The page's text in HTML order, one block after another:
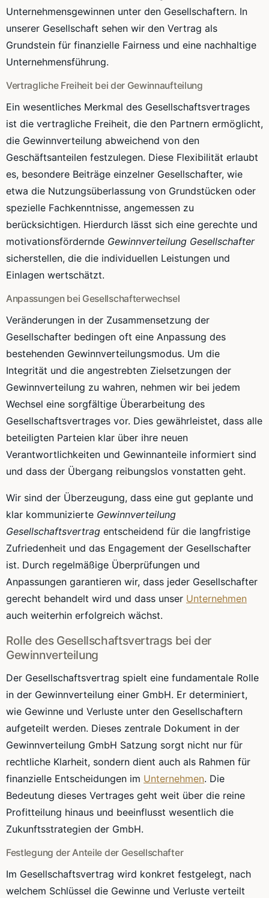
Unternehmensgewinnen unter den Gesellschaftern. In
unserer Gesellschaft sehen wir den Vertrag als
Grundstein für finanzielle Fairness und eine nachhaltige
Unternehmensführung.
Vertragliche Freiheit bei der Gewinnaufteilung
Ein wesentliches Merkmal des Gesellschaftsvertrages
ist die vertragliche Freiheit, die den Partnern ermöglicht,
die Gewinnverteilung abweichend von den
Geschäftsanteilen festzulegen. Diese Flexibilität erlaubt
es, besondere Beiträge einzelner Gesellschafter, wie
etwa die Nutzungsüberlassung von Grundstücken oder
spezielle Fachkenntnisse, angemessen zu
berücksichtigen. Hierdurch lässt sich eine gerechte und
motivationsfördernde Gewinnverteilung Gesellschafter
sicherstellen, die die individuellen Leistungen und
Einlagen wertschätzt.
Anpassungen bei Gesellschafterwechsel
Veränderungen in der Zusammensetzung der
Gesellschafter bedingen oft eine Anpassung des
bestehenden Gewinnverteilungsmodus. Um die
Integrität und die angestrebten Zielsetzungen der
Gewinnverteilung zu wahren, nehmen wir bei jedem
Wechsel eine sorgfältige Überarbeitung des
Gesellschaftsvertrages vor. Dies gewährleistet, dass alle
beteiligten Parteien klar über ihre neuen
Verantwortlichkeiten und Gewinnanteile informiert sind
und dass der Übergang reibungslos vonstatten geht.
Wir sind der Überzeugung, dass eine gut geplante und
klar kommunizierte Gewinnverteilung
Gesellschaftsvertrag entscheidend für die langfristige
Zufriedenheit und das Engagement der Gesellschafter
ist. Durch regelmäßige Überprüfungen und
Anpassungen garantieren wir, dass jeder Gesellschafter
gerecht behandelt wird und dass unser Unternehmen
auch weiterhin erfolgreich wächst.
Rolle des Gesellschaftsvertrags bei der
Gewinnverteilung
Der Gesellschaftsvertrag spielt eine fundamentale Rolle
in der Gewinnverteilung einer GmbH. Er determiniert,
wie Gewinne und Verluste unter den Gesellschaftern
aufgeteilt werden. Dieses zentrale Dokument in der
Gewinnverteilung GmbH Satzung sorgt nicht nur für
rechtliche Klarheit, sondern dient auch als Rahmen für
finanzielle Entscheidungen im Unternehmen. Die
Bedeutung dieses Vertrages geht weit über die reine
Profitteilung hinaus und beeinflusst wesentlich die
Zukunftsstrategien der GmbH.
Festlegung der Anteile der Gesellschafter
Im Gesellschaftsvertrag wird konkret festgelegt, nach
welchem Schlüssel die Gewinne und Verluste verteilt